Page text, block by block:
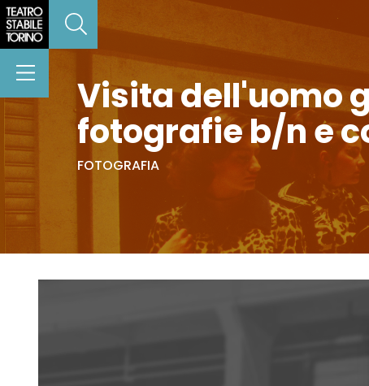
Visita dell'uomo
fotografie b/n e
FOTOGRAFIA